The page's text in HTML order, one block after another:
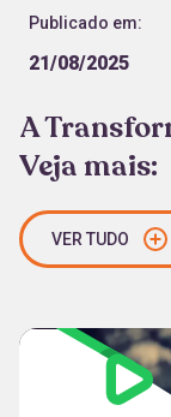
Publicado em:
21/08/2025
A
Veja mais:
VER TUDO